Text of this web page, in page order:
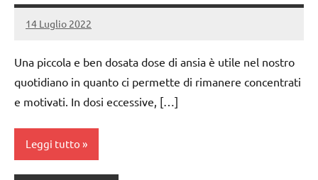
14 Luglio 2022
admin4671
Una piccola e ben dosata dose di ansia è utile nel nostro
quotidiano in quanto ci permette di rimanere concentrati
e motivati. In dosi eccessive, […]
Leggi tutto